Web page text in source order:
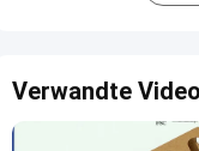
Verwandte